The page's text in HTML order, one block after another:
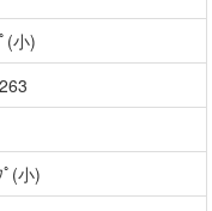
(小)
(小)